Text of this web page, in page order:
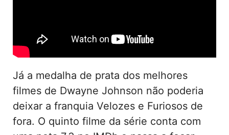
Já a medalha de prata dos melhores
filmes de Dwayne Johnson não poderia
deixar a franquia Velozes e Furiosos de
fora. O quinto filme da série conta com